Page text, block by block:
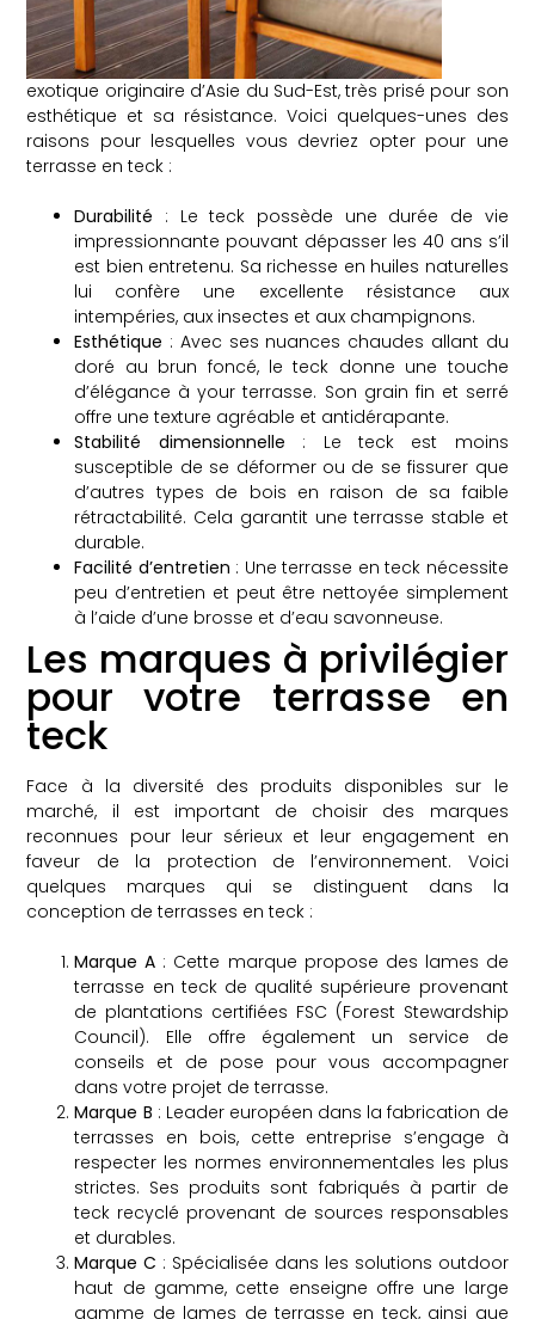
exotique originaire d’Asie du Sud-Est, très prisé pour son
esthétique et sa résistance. Voici quelques-unes des
raisons pour lesquelles vous devriez opter pour une
terrasse en teck :
Durabilité : Le teck possède une durée de vie
impressionnante pouvant dépasser les 40 ans s’il
est bien entretenu. Sa richesse en huiles naturelles
lui confère une excellente résistance aux
intempéries, aux insectes et aux champignons.
Esthétique : Avec ses nuances chaudes allant du
doré au brun foncé, le teck donne une touche
d’élégance à your terrasse. Son grain fin et serré
offre une texture agréable et antidérapante.
Stabilité dimensionnelle : Le teck est moins
susceptible de se déformer ou de se fissurer que
d’autres types de bois en raison de sa faible
rétractabilité. Cela garantit une terrasse stable et
durable.
Facilité d’entretien : Une terrasse en teck nécessite
peu d’entretien et peut être nettoyée simplement
à l’aide d’une brosse et d’eau savonneuse.
Les marques à privilégier
pour votre terrasse en
teck
Face à la diversité des produits disponibles sur le
marché, il est important de choisir des marques
reconnues pour leur sérieux et leur engagement en
faveur de la protection de l’environnement. Voici
quelques marques qui se distinguent dans la
conception de terrasses en teck :
Marque A : Cette marque propose des lames de
terrasse en teck de qualité supérieure provenant
de plantations certifiées FSC (Forest Stewardship
Council). Elle offre également un service de
conseils et de pose pour vous accompagner
dans votre projet de terrasse.
Marque B : Leader européen dans la fabrication de
terrasses en bois, cette entreprise s’engage à
respecter les normes environnementales les plus
strictes. Ses produits sont fabriqués à partir de
teck recyclé provenant de sources responsables
et durables.
Marque C : Spécialisée dans les solutions outdoor
haut de gamme, cette enseigne offre une large
gamme de lames de terrasse en teck, ainsi que